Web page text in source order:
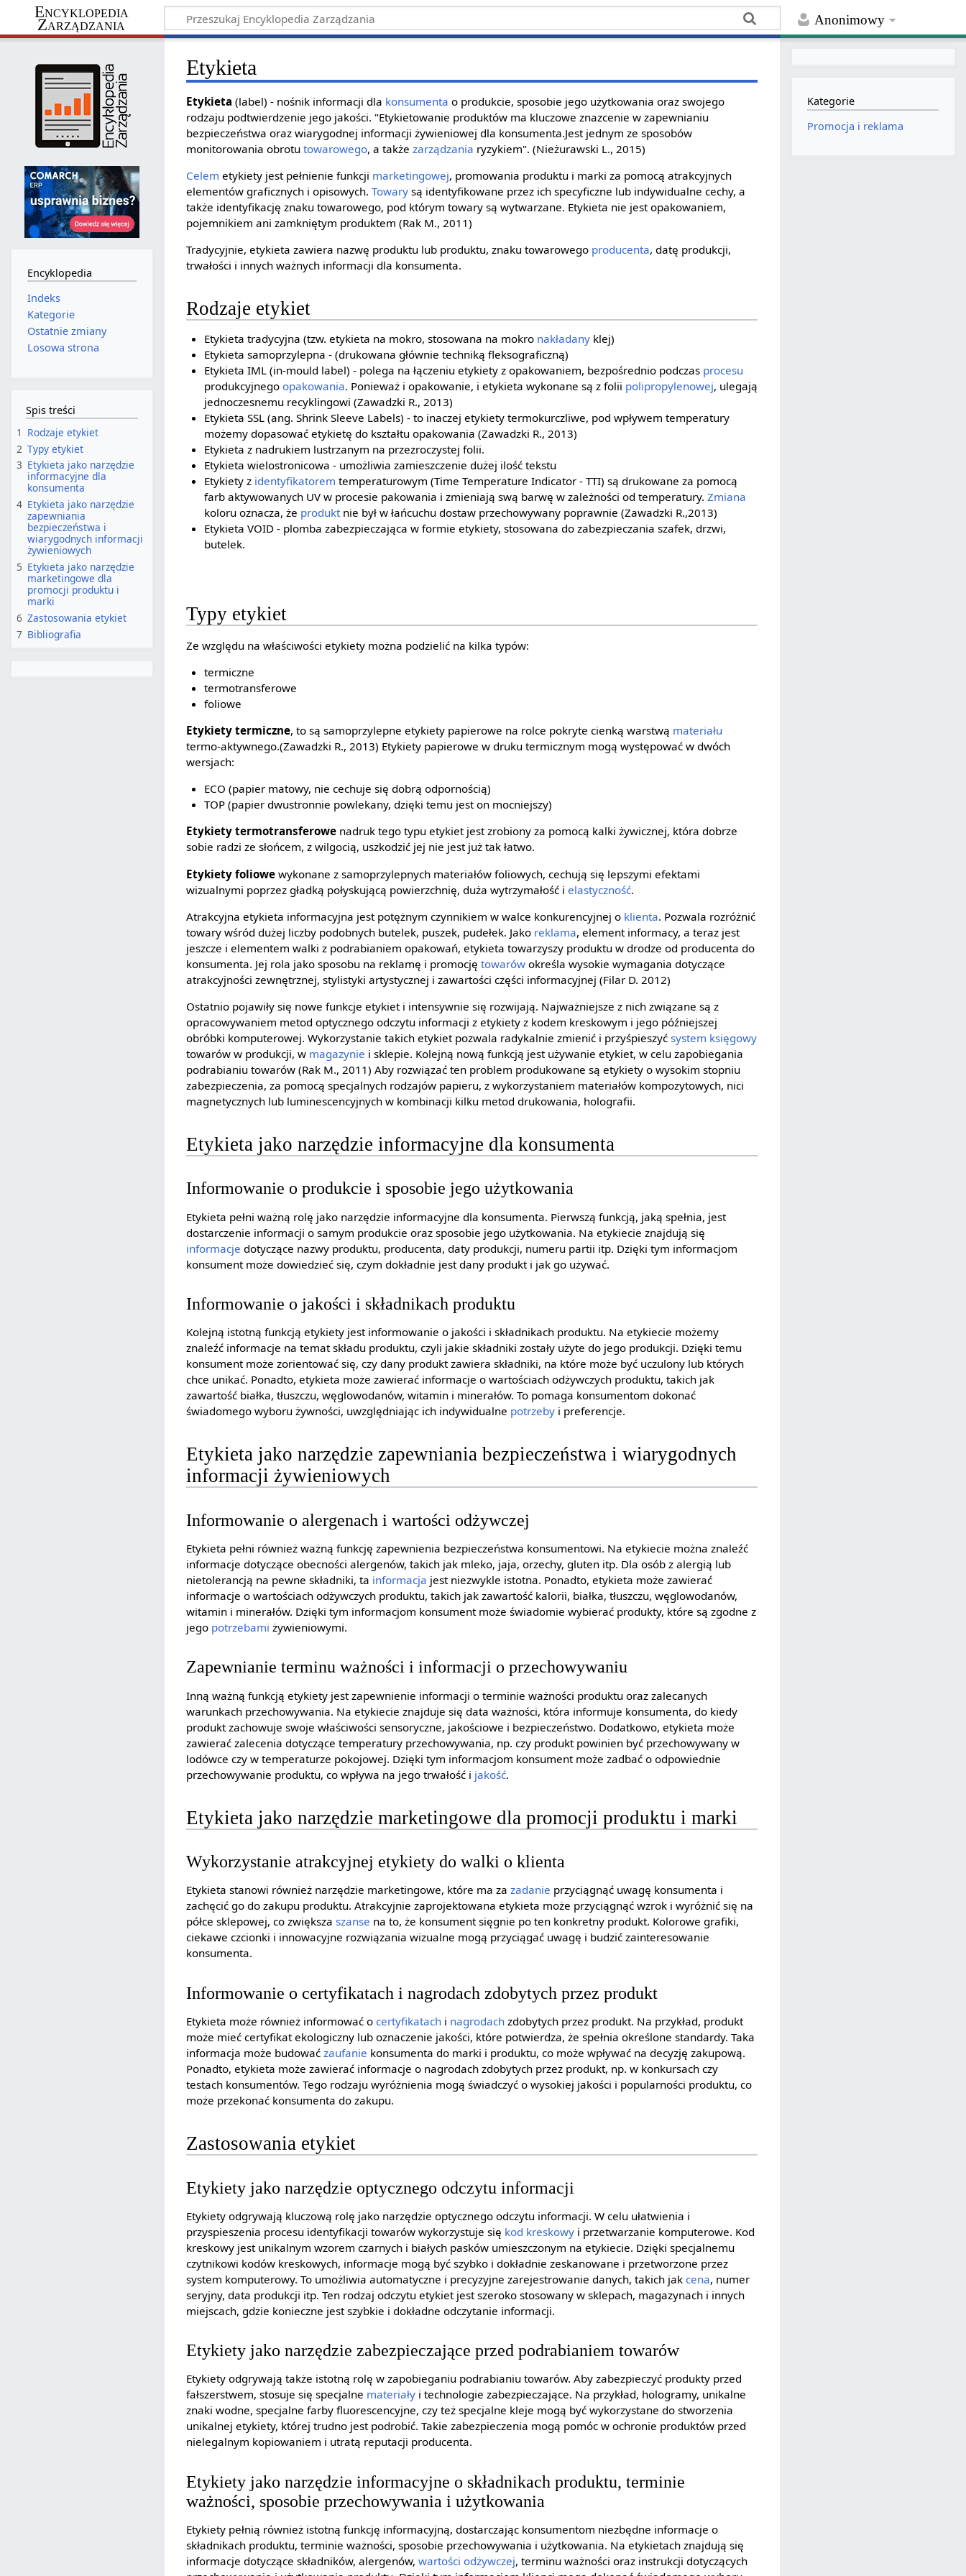
Anonimowy
Encyklopedia
Zarządzania
Etykieta
Etykieta (label) - nośnik informacji dla konsumenta o produkcie, sposobie jego użytkowania oraz swojego
rodzaju podtwierdzenie jego jakości. "Etykietowanie produktów ma kluczowe znazcenie w zapewnianiu
bezpieczeństwa oraz wiarygodnej informacji żywieniowej dla konsumenta.Jest jednym ze sposobów
monitorowania obrotutowarowego, a takżezarządzania ryzykiem". (Nieżurawski L., 2015)
Celem etykiety jest pełnienie funkcji marketingowej, promowania produktu i marki za pomocą atrakcyjnych
elementów graficznych i opisowych.Towary są identyfikowane przez ich specyficzne lub indywidualne cechy, a
także identyfikację znaku towarowego, pod którym towary są wytwarzane. Etykieta nie jest opakowaniem,
pojemnikiem ani zamkniętym produktem (Rak M., 2011)
Tradycyjnie, etykieta zawiera nazwę produktu lub produktu, znaku towarowego producenta, datę produkcji,
trwałości i innych ważnych informacji dla konsumenta.
Rodzaje etykiet
Etykieta tradycyjna (tzw. etykieta na mokro, stosowana na mokro nakładanyklej)
Etykieta samoprzylepna - (drukowana głównie techniką fleksograficzną)
Etykieta IML (in-mould label) - polega na łączeniu etykiety z opakowaniem, bezpośrednio podczas procesu
produkcyjnego opakowania. Ponieważ i opakowanie, i etykieta wykonane są z folii polipropylenowej, ulegają
jednoczesnemu recyklingowi (Zawadzki R., 2013)
Etykieta SSL (ang. Shrink Sleeve Labels) - to inaczej etykiety termokurczliwe, pod wpływem temperatury
możemy dopasować etykietę do kształtu opakowania (Zawadzki R., 2013)
Etykieta z nadrukiem lustrzanym na przezroczystej folii.
Etykieta wielostronicowa - umożliwia zamieszczenie dużej ilość tekstu
Etykiety z identyfikatorem temperaturowym (Time Temperature Indicator - TTI) są drukowane za pomocą
farb aktywowanych UV w procesie pakowania i zmieniają swą barwę w zależności od temperatury. Zmiana
koloru oznacza, że produktnie był w łańcuchu dostaw przechowywany poprawnie (Zawadzki R.,2013)
Etykieta VOID - plomba zabezpieczająca w formie etykiety, stosowana do zabezpieczania szafek, drzwi,
butelek.
Typy etykiet
Ze względu na właściwości etykiety można podzielić na kilka typów:
termiczne
termotransferowe
foliowe
Etykiety termiczne, to są samoprzylepne etykiety papierowe na rolce pokryte cienką warstwą materiału
termo-aktywnego.(Zawadzki R., 2013) Etykiety papierowe w druku termicznym mogą występować w dwóch
wersjach:
ECO (papier matowy, nie cechuje się dobrą odpornością)
TOP (papier dwustronnie powlekany, dzięki temu jest on mocniejszy)
Etykiety termotransferowe nadruk tego typu etykiet jest zrobiony za pomocą kalki żywicznej, która dobrze
sobie radzi ze słońcem, z wilgocią, uszkodzić jej nie jest już tak łatwo.
Etykiety foliowe wykonane z samoprzylepnych materiałów foliowych, cechują się lepszymi efektami
wizualnymi poprzez gładką połyskującą powierzchnię, duża wytrzymałość ielastyczność.
Atrakcyjna etykieta informacyjna jest potężnym czynnikiem w walce konkurencyjnej o klienta. Pozwаla rozróżnić
towary wśród dużej liczby podobnych butelek, puszek, pudełek. Jako reklama, element informаcy, a teraz jest
jeszcze i elementem walki z podrabianiem opakowań, etykieta towarzyszy produktu w drodze od producenta do
konsumenta. Jej rola jako sposobu na reklamę i promocjętowarów określa wysokie wymagania dotyczące
atrakcyjności zewnętrznej, stylistyki аrtystycznej i zawartości części informacyjnej (Filar D. 2012)
Ostatnio pojawiły się nowe funkcje etykiet i intensywnie się rozwijają. Najważniejsze z nich związane są z
opracowywaniem metod optycznego odczytu informacji z etykiety z kodem kreskowym i jego późniejszej
оbróbki komputerowej. Wykorzystanie takich etykiet pozwala radykalnie zmienić i przyśpieszyćsystem księgowy
towarów w produkcji, w magazynie i sklepie. Kolejną nową funkcją jest używanie etykiet, w celu zapobiegania
podrabianiu towarów (Rak M., 2011) Aby rozwiązać ten problem produkowane są etykiety o wysokim stopniu
zabezpieczenia, za pomocą specjalnych rodzajów papieru, z wykorzystaniem materiałów kompozytowych, nici
magnetycznych lub luminescencyjnych w kombinacji kilku metod drukowania, holografii.
Etykieta jako narzędzie informacyjne dla konsumenta
Informowanie o produkcie i sposobie jego użytkowania
Etykieta pełni ważną rolę jako narzędzie informacyjne dla konsumenta. Pierwszą funkcją, jaką spełnia, jest
dostarczenie informacji o samym produkcie oraz sposobie jego użytkowania. Na etykiecie znajdują się
informacje dotyczące nazwy produktu, producenta, daty produkcji, numeru partii itp. Dzięki tym informacjom
konsument może dowiedzieć się, czym dokładnie jest dany produkt i jak go używać.
Informowanie o jakości i składnikach produktu
Kolejną istotną funkcją etykiety jest informowanie o jakości i składnikach produktu. Na etykiecie możemy
znaleźć informacje na temat składu produktu, czyli jakie składniki zostały użyte do jego produkcji. Dzięki temu
konsument może zorientować się, czy dany produkt zawiera składniki, na które może być uczulony lub których
chce unikać. Ponadto, etykieta może zawierać informacje o wartościach odżywczych produktu, takich jak
zawartość białka, tłuszczu, węglowodanów, witamin i minerałów. To pomaga konsumentom dokonać
świadomego wyboru żywności, uwzględniając ich indywidualne potrzeby i preferencje.
Etykieta jako narzędzie zapewniania bezpieczeństwa i wiarygodnych
informacji żywieniowych
Informowanie o alergenach i wartości odżywczej
Etykieta pełni również ważną funkcję zapewnienia bezpieczeństwa konsumentowi. Na etykiecie można znaleźć
informacje dotyczące obecności alergenów, takich jak mleko, jaja, orzechy, gluten itp. Dla osób z alergią lub
nietolerancją na pewne składniki, ta informacja jest niezwykle istotna. Ponadto, etykieta może zawierać
informacje o wartościach odżywczych produktu, takich jak zawartość kalorii, białka, tłuszczu, węglowodanów,
witamin i minerałów. Dzięki tym informacjom konsument może świadomie wybierać produkty, które są zgodne z
jego potrzebami żywieniowymi.
Zapewnianie terminu ważności i informacji o przechowywaniu
Inną ważną funkcją etykiety jest zapewnienie informacji o terminie ważności produktu oraz zalecanych
warunkach przechowywania. Na etykiecie znajduje się data ważności, która informuje konsumenta, do kiedy
produkt zachowuje swoje właściwości sensoryczne, jakościowe i bezpieczeństwo. Dodatkowo, etykieta może
zawierać zalecenia dotyczące temperatury przechowywania, np. czy produkt powinien być przechowywany w
lodówce czy w temperaturze pokojowej. Dzięki tym informacjom konsument może zadbać o odpowiednie
przechowywanie produktu, co wpływa na jego trwałość i jakość.
Etykieta jako narzędzie marketingowe dla promocji produktu i marki
Wykorzystanie atrakcyjnej etykiety do walki o klienta
Etykieta stanowi również narzędzie marketingowe, które ma zazadanie przyciągnąć uwagę konsumenta i
zachęcić go do zakupu produktu. Atrakcyjnie zaprojektowana etykieta może przyciągnąć wzrok i wyróżnić się na
półce sklepowej, co zwiększaszanse na to, że konsument sięgnie po ten konkretny produkt. Kolorowe grafiki,
ciekawe czcionki i innowacyjne rozwiązania wizualne mogą przyciągać uwagę i budzić zainteresowanie
konsumenta.
Informowanie o certyfikatach i nagrodach zdobytych przez produkt
Etykieta może również informować ocertyfikatach i nagrodach zdobytych przez produkt. Na przykład, produkt
może mieć certyfikat ekologiczny lub oznaczenie jakości, które potwierdza, że spełnia określone standardy. Taka
informacja może budowaćzaufanie konsumenta do marki i produktu, co może wpływać na decyzję zakupową.
Ponadto, etykieta może zawierać informacje o nagrodach zdobytych przez produkt, np. w konkursach czy
testach konsumentów. Tego rodzaju wyróżnienia mogą świadczyć o wysokiej jakości i popularności produktu, co
może przekonać konsumenta do zakupu.
Zastosowania etykiet
Etykiety jako narzędzie optycznego odczytu informacji
Etykiety odgrywają kluczową rolę jako narzędzie optycznego odczytu informacji. W celu ułatwienia i
przyspieszenia procesu identyfikacji towarów wykorzystuje się kod kreskowy i przetwarzanie komputerowe. Kod
kreskowy jest unikalnym wzorem czarnych i białych pasków umieszczonym na etykiecie. Dzięki specjalnemu
czytnikowi kodów kreskowych, informacje mogą być szybko i dokładnie zeskanowane i przetworzone przez
system komputerowy. To umożliwia automatyczne i precyzyjne zarejestrowanie danych, takich jakcena, numer
seryjny, data produkcji itp. Ten rodzaj odczytu etykiet jest szeroko stosowany w sklepach, magazynach i innych
miejscach, gdzie konieczne jest szybkie i dokładne odczytanie informacji.
Etykiety jako narzędzie zabezpieczające przed podrabianiem towarów
Etykiety odgrywają także istotną rolę w zapobieganiu podrabianiu towarów. Aby zabezpieczyć produkty przed
fałszerstwem, stosuje się specjalne materiały i technologie zabezpieczające. Na przykład, hologramy, unikalne
znaki wodne, specjalne farby fluorescencyjne, czy też specjalne kleje mogą być wykorzystane do stworzenia
unikalnej etykiety, której trudno jest podrobić. Takie zabezpieczenia mogą pomóc w ochronie produktów przed
nielegalnym kopiowaniem i utratą reputacji producenta.
Etykiety jako narzędzie informacyjne o składnikach produktu, terminie
ważności, sposobie przechowywania i użytkowania
Etykiety pełnią również istotną funkcję informacyjną, dostarczając konsumentom niezbędne informacje o
składnikach produktu, terminie ważności, sposobie przechowywania i użytkowania. Na etykietach znajdują się
informacje dotyczące składników, alergenów,wartości odżywczej, terminu ważności oraz instrukcji dotyczących
Encyklopedia
Indeks
Kategorie
Ostatnie zmiany
Losowa strona
Spis treści
1 Rodzaje etykiet
2 Typy etykiet
3 Etykieta jako narzędzie
informacyjne dla
konsumenta
4 Etykieta jako narzędzie
zapewniania
bezpieczeństwa i
wiarygodnych informacji
żywieniowych
5 Etykieta jako narzędzie
marketingowe dla
promocji produktu i
marki
6 Zastosowania etykiet
7 Bibliografia
Kategorie
Promocja i reklama